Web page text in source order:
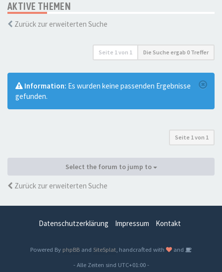
AKTIVE THEMEN
Zurück zur erweiterten Suche
Seite 1von 1 Die Suche ergab 0 Treffer
Information: Es wurden keine passenden Ergebnisse
gefunden.
Seite 1von 1
Select the forum to jump to
Zurück zur erweiterten Suche
Datenschutzerklärung Impressum Kontakt
Powered By phpBB and SiteSplat , handcrafted with
and
- Alle Zeiten sind UTC+01:00-